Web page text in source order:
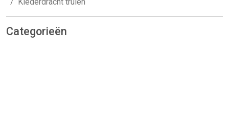
Categorieën